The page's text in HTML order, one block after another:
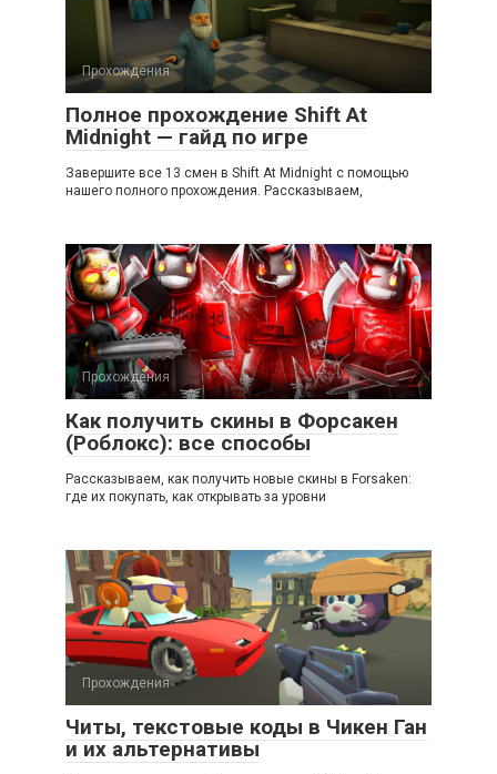
Прохождения
Полное прохождение Shift At
Midnight — гайд по игре
Завершите все 13 смен в Shift At Midnight с помощью
нашего полного прохождения. Рассказываем,
Прохождения
Как получить скины в Форсакен
(Роблокс): все способы
Рассказываем, как получить новые скины в Forsaken:
где их покупать, как открывать за уровни
Прохождения
Читы, текстовые коды в Чикен Ган
и их альтернативы